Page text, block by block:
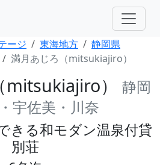
ージ 東海地方
静岡県
満月あじろ（mitsukiajiro）
）
静岡
宇佐美・川奈
きる和モダン温泉付貸
別荘